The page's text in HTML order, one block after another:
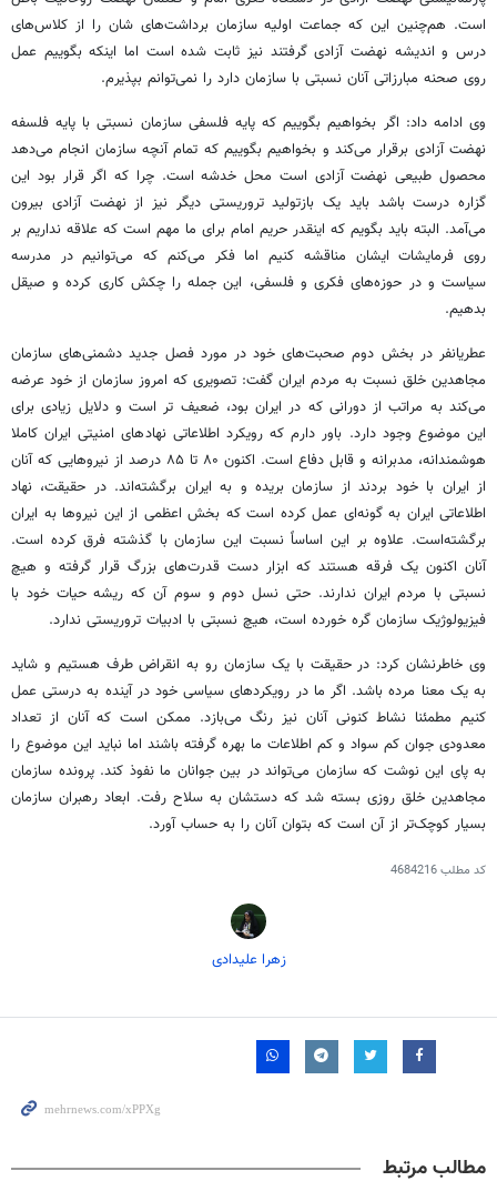
است. هم‌چنین این که جماعت اولیه سازمان برداشت‌های شان را از کلاس‌های
درس و اندیشه نهضت آزادی گرفتند نیز ثابت شده است اما اینکه بگوییم عمل
روی صحنه مبارزاتی آنان نسبتی با سازمان دارد را نمی‌توانم بپذیرم.
وی ادامه داد: اگر بخواهیم بگوییم که پایه فلسفی سازمان نسبتی با پایه فلسفه
نهضت آزادی برقرار می‌کند و بخواهیم بگوییم که تمام آنچه سازمان انجام می‌دهد
محصول طبیعی نهضت آزادی است محل خدشه است. چرا که اگر قرار بود این
گزاره درست باشد باید یک بازتولید تروریستی دیگر نیز از نهضت آزادی بیرون
می‌آمد. البته باید بگویم که اینقدر حریم امام برای ما مهم است که علاقه نداریم بر
روی فرمایشات ایشان مناقشه کنیم اما فکر می‌کنم که می‌توانیم در مدرسه
سیاست و در حوزه‌های فکری و فلسفی، این جمله را چکش کاری کرده و صیقل
بدهیم.
عطریانفر در بخش دوم صحبت‌های خود در مورد فصل جدید دشمنی‌های سازمان
مجاهدین خلق نسبت به مردم ایران گفت: تصویری که امروز سازمان از خود عرضه
می‌کند به مراتب از دورانی که در ایران بود، ضعیف تر است و دلایل زیادی برای
این موضوع وجود دارد. باور دارم که رویکرد اطلاعاتی نهادهای امنیتی ایران کاملا
هوشمندانه، مدبرانه و قابل دفاع است. اکنون ۸۰ تا ۸۵ درصد از نیروهایی که آنان
از ایران با خود بردند از سازمان بریده و به ایران برگشته‌اند. در حقیقت، نهاد
اطلاعاتی ایران به گونه‌ای عمل کرده است که بخش اعظمی از این نیروها به ایران
برگشته‌است. علاوه بر این اساساً نسبت این سازمان با گذشته فرق کرده است.
آنان اکنون یک فرقه هستند که ابزار دست قدرت‌های بزرگ قرار گرفته و هیچ
نسبتی با مردم ایران ندارند. حتی نسل دوم و سوم آن که ریشه حیات خود با
فیزیولوژیک سازمان گره خورده است، هیچ نسبتی با ادبیات تروریستی ندارد.
وی خاطرنشان کرد: در حقیقت با یک سازمان رو به انقراض طرف هستیم و شاید
به یک معنا مرده باشد. اگر ما در رویکردهای سیاسی خود در آینده به درستی عمل
کنیم مطمئنا نشاط کنونی آنان نیز رنگ می‌بازد. ممکن است که آنان از تعداد
معدودی جوان کم سواد و کم اطلاعات ما بهره گرفته باشند اما نباید این موضوع را
به پای این نوشت که سازمان می‌تواند در بین جوانان ما نفوذ کند. پرونده سازمان
مجاهدین خلق روزی بسته شد که دستشان به سلاح رفت. ابعاد رهبران سازمان
بسیار کوچک‌تر از آن است که بتوان آنان را به حساب آورد.
کد مطلب4684216
زهرا علیدادی
مطالب مرتبط